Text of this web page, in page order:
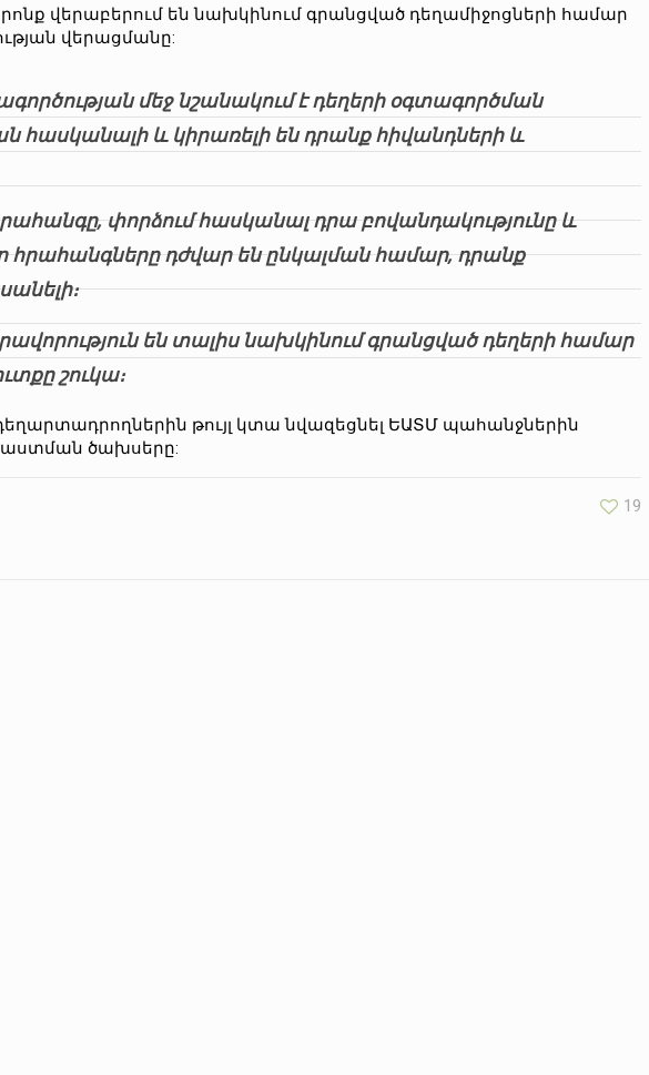
վերաբերում են նախկինում գրանցված դեղամիջոցների համար
վերացմանը:
մեջ նշանակում է դեղերի օգտագործման
հասկանալի և կիրառելի են դրանք հիվանդների և
փորձում հասկանալ դրա բովանդակությունը և
հրահանգները դժվար են ընկալման համար, դրանք
են տալիս նախկինում գրանցված դեղերի համար
շուկա։
թույլ կտա նվազեցնել ԵԱՏՄ պահանջներին
ծախսերը:
19